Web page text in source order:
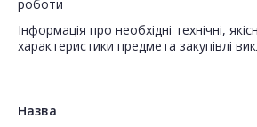
роботи
Інформація про необхідні технічні,
характеристики предмета закупівлі
Назва